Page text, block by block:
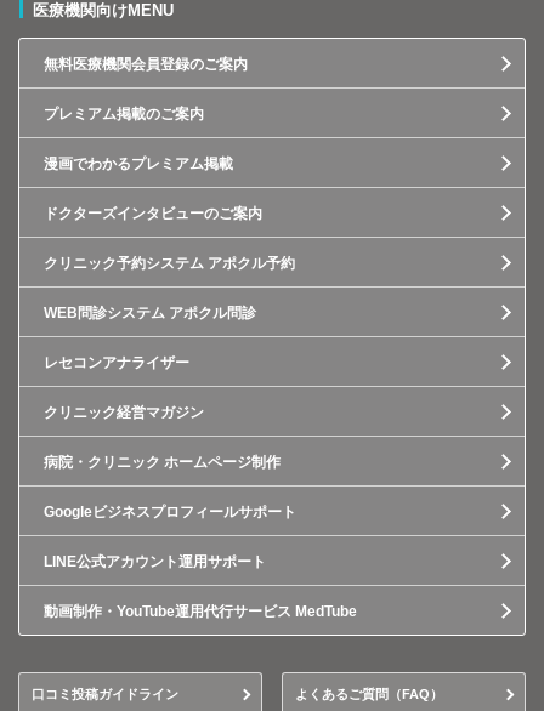
医療機関向けMENU
無料医療機関会員登録のご案内
プレミアム掲載のご案内
漫画でわかるプレミアム掲載
ドクターズインタビューのご案内
クリニック予約システム アポクル予約
WEB問診システム アポクル問診
レセコンアナライザー
クリニック経営マガジン
病院・クリニック ホームページ制作
Googleビジネスプロフィールサポート
LINE公式アカウント運用サポート
動画制作・YouTube運用代行サービス MedTube
口コミ投稿ガイドライン よくあるご質問（FAQ）